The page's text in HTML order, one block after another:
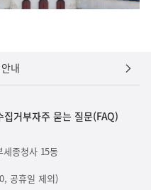
내
집거부자주 묻는 질문(FAQ)
종청사 15동
공휴일 제외)